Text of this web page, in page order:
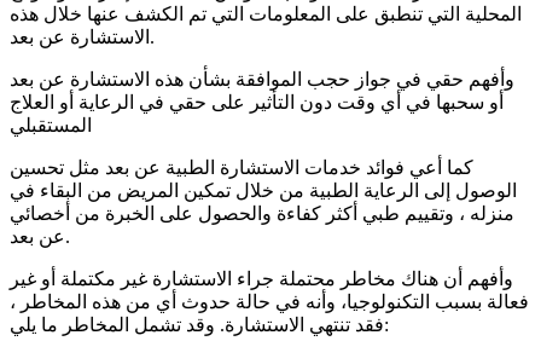
المحلية التي تنطبق على المعلومات التي تم الكشف عنها خلال هذه
الاستشارة عن بعد.
وأفهم حقي في جواز حجب الموافقة بشأن هذه الاستشارة عن بعد
أو سحبها في أي وقت دون التأثير على حقي في الرعاية أو العلاج
المستقبلي
كما أعي فوائد خدمات الاستشارة الطبية عن بعد مثل تحسين
الوصول إلى الرعاية الطبية من خلال تمكين المريض من البقاء في
منزله ، وتقييم طبي أكثر كفاءة والحصول على الخبرة من أخصائي
عن بعد.
وأفهم أن هناك مخاطر محتملة جراء الاستشارة غير مكتملة أو غير
فعالة بسبب التكنولوجيا، وأنه في حالة حدوث أي من هذه المخاطر ،
فقد تنتهي الاستشارة. وقد تشمل المخاطر ما يلي: